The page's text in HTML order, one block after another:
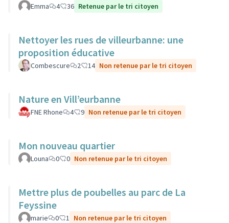
Emma 4 36 Retenue par le tri citoyen
Nettoyer les rues de villeurbanne: une
proposition éducative
Combescure 2 14 Non retenue par le tri citoyen
Nature en Vill’eurbanne
FNE Rhone 4 9 Non retenue par le tri citoyen
Mon nouveau quartier
Louna 0 0 Non retenue par le tri citoyen
Mettre plus de poubelles au parc de La
Feyssine
marie 0 1 Non retenue par le tri citoyen